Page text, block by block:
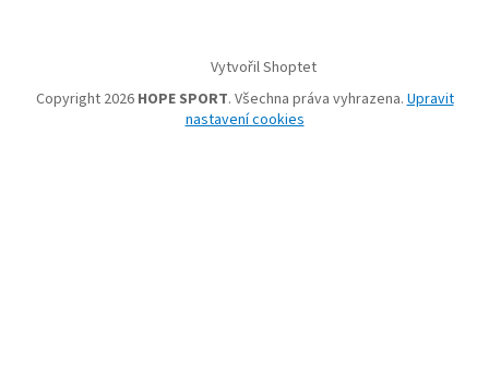
Vytvořil Shoptet
Copyright 2026 HOPE SPORT. Všechna práva vyhrazena. Upravit
nastavení cookies